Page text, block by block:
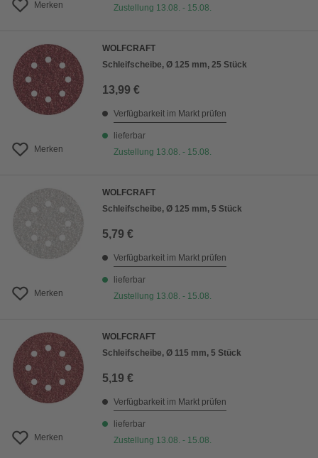
Merken
Zustellung 13.08. - 15.08.
Merken
WOLFCRAFT
Schleifscheibe, Ø 125 mm, 25 Stück
13,99 €
Verfügbarkeit im Markt prüfen
lieferbar
Zustellung 13.08. - 15.08.
Merken
WOLFCRAFT
Schleifscheibe, Ø 125 mm, 5 Stück
5,79 €
Verfügbarkeit im Markt prüfen
lieferbar
Zustellung 13.08. - 15.08.
Merken
WOLFCRAFT
Schleifscheibe, Ø 115 mm, 5 Stück
5,19 €
Verfügbarkeit im Markt prüfen
lieferbar
Zustellung 13.08. - 15.08.